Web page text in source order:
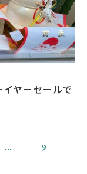
ヤーセールで
… 9